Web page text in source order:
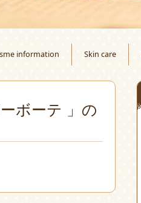
information Skin care
ボーテ 」の